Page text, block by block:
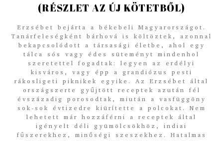
(RÉSZLET AZ ÚJ KÖTETBŐL)
Erzsébet bejárta a békebeli Magyarországot.
Tanárfeleségként bárhová is költöztek, azonnal
bekapcsolódott a társasági életbe, ahol egy
tálca sós vagy édes süteményt mindenhol
szeretettel fogadtak: legyen az erdélyi
kisváros, vagy épp a grandiózus pesti
rákosligeti piknikek egyike. Az Erzsébet által
országszerte gyűjtött receptek azután fél
évszázadig porosodtak, miután a vasfüggöny
sok-sok évtizedre kiürítette a polcokat. Nem
lehetett már hozzáférni a receptek által
igényelt déli gyümölcsökhöz, indiai
fűszerekhez, minőségi szeszekhez. Hatalmas